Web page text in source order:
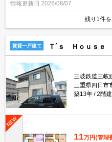
情報更新日 2026/08/07
残り1件
賃貸一戸建て Ｔ´ｓ Ｈｏｕｓｅ
三岐鉄道三岐
三重県四日市
築13年
2階建
11万円(管理